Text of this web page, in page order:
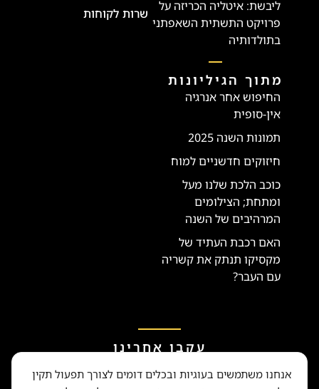
ליבשת: איטליה הכריזה על
פרויקט התשתית השאפתני
בתולדותיה
מתוך הגיליונות
החיפוש אחר אנרגיה
אין-סופית
תמונות השנה 2025
חיזוקים חדשניים למוח
כוכב הלכת שלנו מעל
ומתחת; הצילומים
המרהיבים של השנה
האם רכבת העתיד של
מקסיקו תנתק את קשריה
עם העבר?
שרות לקוחות
עקבו אחרינו
אנחנו משתמשים בעוגיות ובכלים דומים לצורך תפעול תקין